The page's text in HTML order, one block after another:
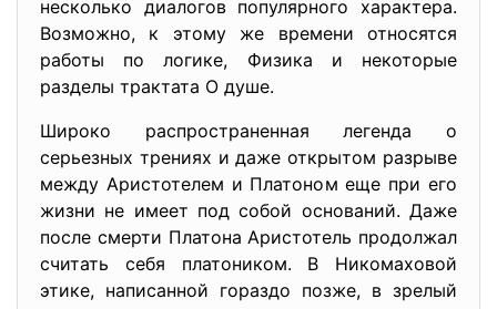
несколько диалогов популярного характера.
Возможно, к этому же времени относятся
работы по логике, Физика и некоторые
разделы трактата О душе.
Широко распространенная легенда о
серьезных трениях и даже открытом разрыве
между Аристотелем и Платоном еще при его
жизни не имеет под собой оснований. Даже
после смерти Платона Аристотель продолжал
считать себя платоником. В Никомаховой
этике, написанной гораздо позже, в зрелый